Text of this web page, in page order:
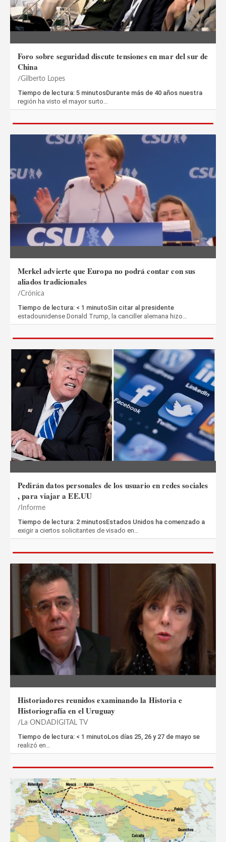
Foro sobre seguridad discute tensiones en mar del sur de
China
Gilberto Lopes
Tiempo de lectura: 5 minutosDurante más de 40 años nuestra
región ha visto el mayor surto…
Merkel advierte que Europa no podrá contar con sus
aliados tradicionales
Crónica
Tiempo de lectura: < 1 minutoSin citar al presidente
estadounidense Donald Trump, la canciller alemana hizo…
Pedirán datos personales de los usuario en redes sociales
, para viajar a EE.UU
Informe
Tiempo de lectura: 2 minutosEstados Unidos ha comenzado a
exigir a ciertos solicitantes de visado en…
Historiadores reunidos examinando la Historia e
Historiografía en el Uruguay
La ONDADIGITAL TV
Tiempo de lectura: < 1 minutoLos días 25, 26 y 27 de mayo se
realizó en…